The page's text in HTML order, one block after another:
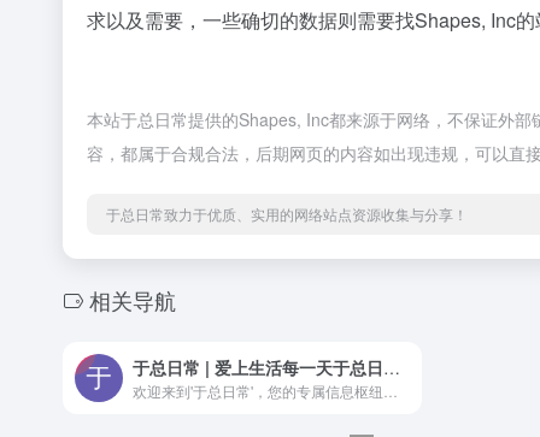
求以及需要，一些确切的数据则需要找Shapes, Inc
本站于总日常提供的Shapes, Inc都来源于网络，不保证外
容，都属于合规合法，后期网页的内容如出现违规，可以直
于总日常致力于优质、实用的网络站点资源收集与分享！
相关导航
于总日常 | 爱上生活每一天于总日常-爱上生活每一天